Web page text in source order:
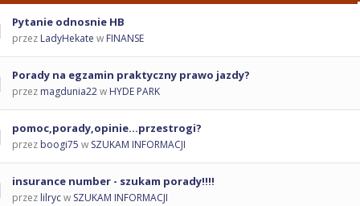
Pytanie odnosnie HB
przez LadyHekate w FINANSE
Porady na egzamin praktyczny prawo jazdy?
przez magdunia22w HYDE PARK
pomoc,porady,opinie...przestrogi?
przez boogi75 w SZUKAM INFORMACJI
insurance number - szukam porady!!!!
przez lilrycw SZUKAM INFORMACJI